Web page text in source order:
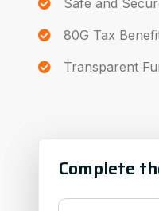
80G Tax
Transparent
Complete